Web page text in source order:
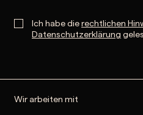
Ich habe dierechtlichen
Datenschutzerklärung
Wir arbeiten mit